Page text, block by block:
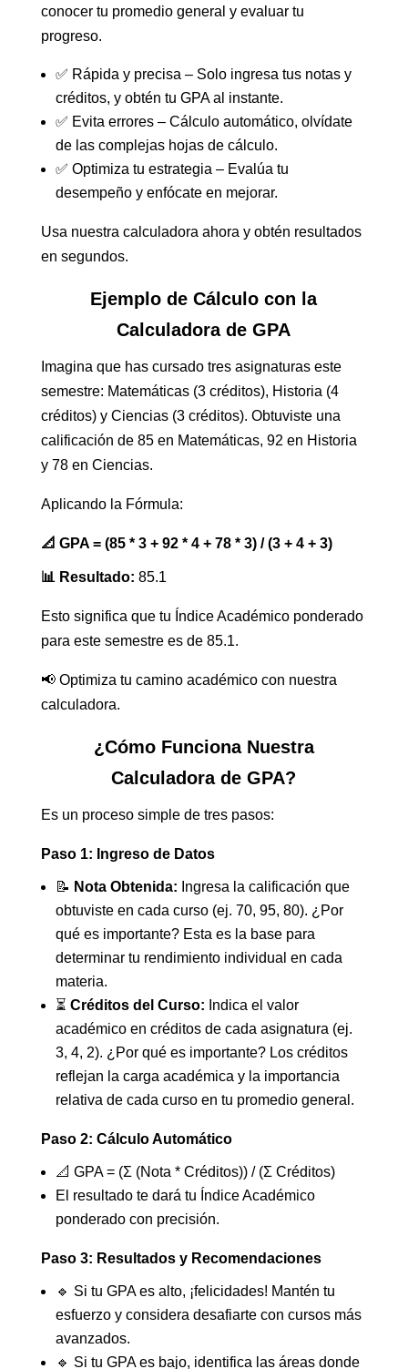
conocer tu promedio general y evaluar tu
progreso.
✅ Rápida y precisa – Solo ingresa tus notas y
créditos, y obtén tu GPA al instante.
✅ Evita errores – Cálculo automático, olvídate
de las complejas hojas de cálculo.
✅ Optimiza tu estrategia – Evalúa tu
desempeño y enfócate en mejorar.
Usa nuestra calculadora ahora y obtén resultados
en segundos.
Ejemplo de Cálculo con la
Calculadora de GPA
Imagina que has cursado tres asignaturas este
semestre: Matemáticas (3 créditos), Historia (4
créditos) y Ciencias (3 créditos). Obtuviste una
calificación de 85 en Matemáticas, 92 en Historia
y 78 en Ciencias.
Aplicando la Fórmula:
📐 GPA = (85 * 3 + 92 * 4 + 78 * 3) / (3 + 4 + 3)
📊 Resultado: 85.1
Esto significa que tu Índice Académico ponderado
para este semestre es de 85.1.
📢 Optimiza tu camino académico con nuestra
calculadora.
¿Cómo Funciona Nuestra
Calculadora de GPA?
Es un proceso simple de tres pasos:
Paso 1: Ingreso de Datos
📝 Nota Obtenida: Ingresa la calificación que
obtuviste en cada curso (ej. 70, 95, 80). ¿Por
qué es importante? Esta es la base para
determinar tu rendimiento individual en cada
materia.
⏳ Créditos del Curso: Indica el valor
académico en créditos de cada asignatura (ej.
3, 4, 2). ¿Por qué es importante? Los créditos
reflejan la carga académica y la importancia
relativa de cada curso en tu promedio general.
Paso 2: Cálculo Automático
📐 GPA = (Σ (Nota * Créditos)) / (Σ Créditos)
El resultado te dará tu Índice Académico
ponderado con precisión.
Paso 3: Resultados y Recomendaciones
🔹 Si tu GPA es alto, ¡felicidades! Mantén tu
esfuerzo y considera desafiarte con cursos más
avanzados.
🔹 Si tu GPA es bajo, identifica las áreas donde